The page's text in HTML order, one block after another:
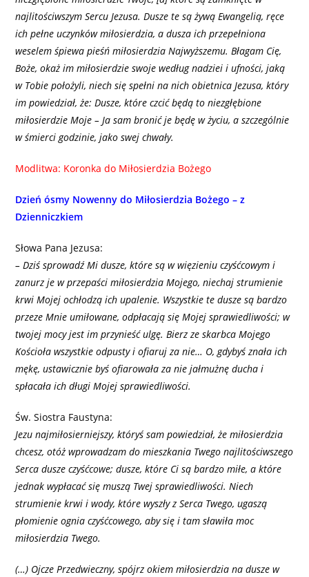
najlitościwszym Sercu Jezusa. Dusze te są żywą Ewangelią, ręce
ich pełne uczynków miłosierdzia, a dusza ich przepełniona
weselem śpiewa pieśń miłosierdzia Najwyższemu. Błagam Cię,
Boże, okaż im miłosierdzie swoje według nadziei i ufności, jaką
w Tobie położyli, niech się spełni na nich obietnica Jezusa, który
im powiedział, że: Dusze, które czcić będą to niezgłębione
miłosierdzie Moje – Ja sam bronić je będę w życiu, a szczególnie
w śmierci godzinie, jako swej chwały.
Modlitwa: Koronka do Miłosierdzia Bożego
Dzień ósmy Nowenny do Miłosierdzia Bożego – z
Dzienniczkiem
Słowa Pana Jezusa:
– Dziś sprowadź Mi dusze, które są w więzieniu czyśćcowym i
zanurz je w przepaści miłosierdzia Mojego, niechaj strumienie
krwi Mojej ochłodzą ich upalenie. Wszystkie te dusze są bardzo
przeze Mnie umiłowane, odpłacają się Mojej sprawiedliwości; w
twojej mocy jest im przynieść ulgę. Bierz ze skarbca Mojego
Kościoła wszystkie odpusty i ofiaruj za nie… O, gdybyś znała ich
mękę, ustawicznie byś ofiarowała za nie jałmużnę ducha i
spłacała ich długi Mojej sprawiedliwości.
Św. Siostra Faustyna:
Jezu najmiłosierniejszy, któryś sam powiedział, że miłosierdzia
chcesz, otóż wprowadzam do mieszkania Twego najlitościwszego
Serca dusze czyśćcowe; dusze, które Ci są bardzo miłe, a które
jednak wypłacać się muszą Twej sprawiedliwości. Niech
strumienie krwi i wody, które wyszły z Serca Twego, ugaszą
płomienie ognia czyśćcowego, aby się i tam sławiła moc
miłosierdzia Twego.
(…) Ojcze Przedwieczny, spójrz okiem miłosierdzia na dusze w